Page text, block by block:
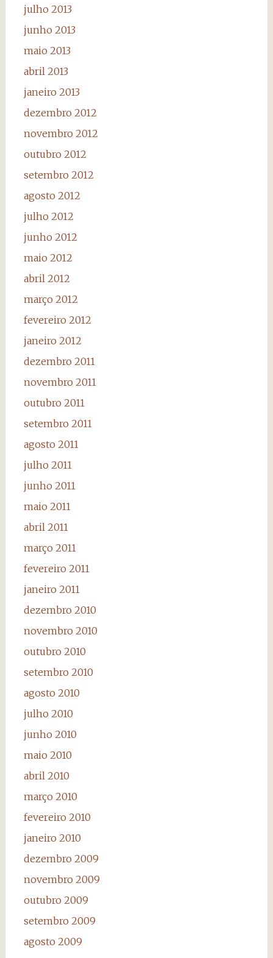
julho 2013
junho 2013
maio 2013
abril 2013
janeiro 2013
dezembro 2012
novembro 2012
outubro 2012
setembro 2012
agosto 2012
julho 2012
junho 2012
maio 2012
abril 2012
março 2012
fevereiro 2012
janeiro 2012
dezembro 2011
novembro 2011
outubro 2011
setembro 2011
agosto 2011
julho 2011
junho 2011
maio 2011
abril 2011
março 2011
fevereiro 2011
janeiro 2011
dezembro 2010
novembro 2010
outubro 2010
setembro 2010
agosto 2010
julho 2010
junho 2010
maio 2010
abril 2010
março 2010
fevereiro 2010
janeiro 2010
dezembro 2009
novembro 2009
outubro 2009
setembro 2009
agosto 2009